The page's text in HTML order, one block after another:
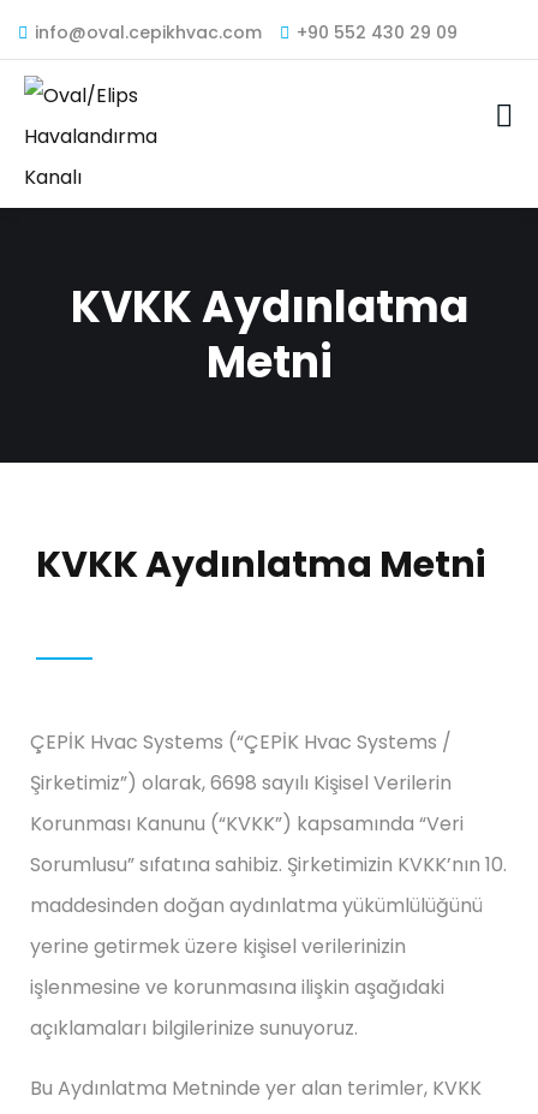
info@oval.cepikhvac.com +90 552 430 29 09
KVKK Aydınlatma
Metni
KVKK Aydınlatma Metni
ÇEPİK Hvac Systems (“ÇEPİK Hvac Systems /
Şirketimiz”) olarak, 6698 sayılı Kişisel Verilerin
Korunması Kanunu (“KVKK”) kapsamında “Veri
Sorumlusu” sıfatına sahibiz. Şirketimizin KVKK’nın 10.
maddesinden doğan aydınlatma yükümlülüğünü
yerine getirmek üzere kişisel verilerinizin
işlenmesine ve korunmasına ilişkin aşağıdaki
açıklamaları bilgilerinize sunuyoruz.
Bu Aydınlatma Metninde yer alan terimler, KVKK